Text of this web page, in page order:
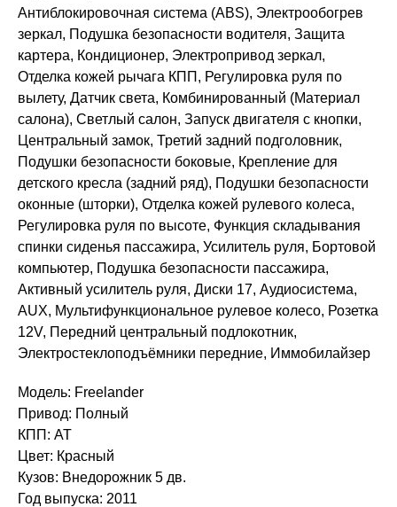
Антиблокировочная система (ABS), Электрообогрев
зеркал, Подушка безопасности водителя, Защита
картера, Кондиционер, Электропривод зеркал,
Отделка кожей рычага КПП, Регулировка руля по
вылету, Датчик света, Комбинированный (Материал
салона), Светлый салон, Запуск двигателя с кнопки,
Центральный замок, Третий задний подголовник,
Подушки безопасности боковые, Крепление для
детского кресла (задний ряд), Подушки безопасности
оконные (шторки), Отделка кожей рулевого колеса,
Регулировка руля по высоте, Функция складывания
спинки сиденья пассажира, Усилитель руля, Бортовой
компьютер, Подушка безопасности пассажира,
Активный усилитель руля, Диски 17, Аудиосистема,
AUX, Мультифункциональное рулевое колесо, Розетка
12V, Передний центральный подлокотник,
Электростеклоподъёмники передние, Иммобилайзер
Модель: Freelander
Привод: Полный
КПП: AT
Цвет: Красный
Кузов: Внедорожник 5 дв.
Год выпуска: 2011